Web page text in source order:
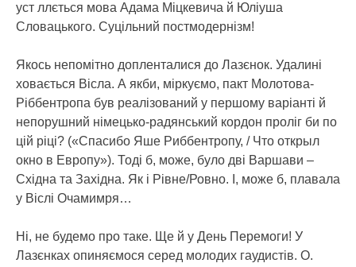
уст ллється мова Адама Міцкевича й Юліуша
Словацького. Суцільний постмодернізм!
Якось непомітно допленталися до Лазєнок. Удалині
ховається Вісла. А якби, міркуємо, пакт Молотова-
Ріббентропа був реалізований у першому варіанті й
непорушний німецько-радянський кордон проліг би по
цій ріці? («Спасибо Яше Риббентропу, / Что открыл
окно в Европу»). Тоді б, може, було дві Варшави –
Східна та Західна. Як і Рівне/Ровно. І, може б, плавала
у Віслі Очамимря…
Ні, не будемо про таке. Ще й у День Перемоги! У
Лазєнках опиняємося серед молодих гаудистів. О.